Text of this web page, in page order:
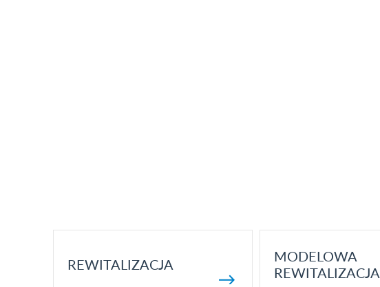
REWITALIZACJA
MODELOWA
REWITALIZACJA